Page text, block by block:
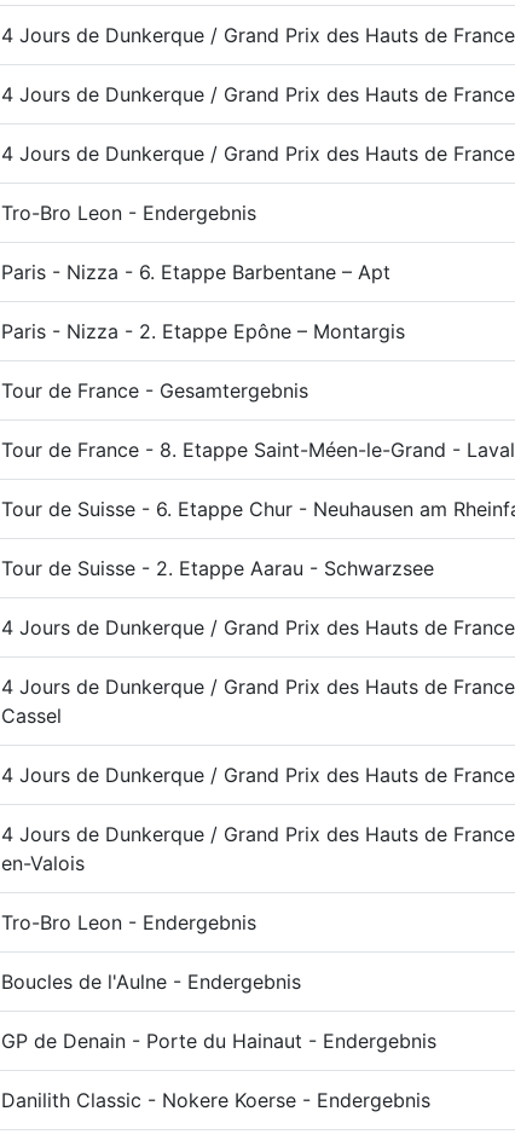
4 Jours de Dunkerque / Grand Prix des Hauts de
4 Jours de Dunkerque / Grand Prix des Hauts de
4 Jours de Dunkerque / Grand Prix des Hauts de
Tro-Bro Leon - Endergebnis
Paris - Nizza - 6. Etappe Barbentane – Apt
Paris - Nizza - 2. Etappe Epône – Montargis
Tour de France - Gesamtergebnis
Tour de France - 8. Etappe Saint-Méen-le-Grand -
Tour de Suisse - 6. Etappe Chur - Neuhausen am
Tour de Suisse - 2. Etappe Aarau - Schwarzsee
4 Jours de Dunkerque / Grand Prix des Hauts de
4 Jours de Dunkerque / Grand Prix des Hauts de
Cassel
4 Jours de Dunkerque / Grand Prix des Hauts de
4 Jours de Dunkerque / Grand Prix des Hauts de
en-Valois
Tro-Bro Leon - Endergebnis
Boucles de l'Aulne - Endergebnis
GP de Denain - Porte du Hainaut - Endergebnis
Danilith Classic - Nokere Koerse - Endergebnis